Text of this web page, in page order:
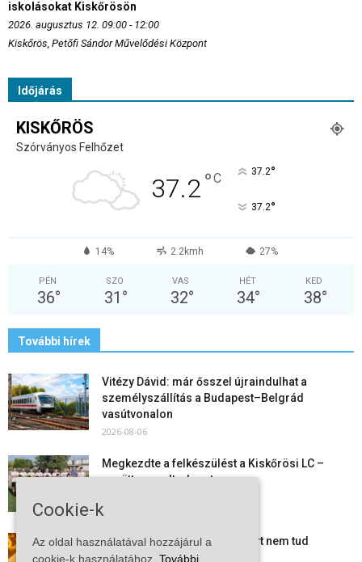
iskolásokat Kiskőrösön
2026. augusztus 12. 09:00 - 12:00
Kiskőrös, Petőfi Sándor Művelődési Központ
Időjárás
KISKŐRÖS
Szórványos Felhőzet
37.2°C 37.2°
37.2°
14% 2.2kmh 27%
PÉN
36°
SZO
31 °
VAS
32°
HÉT
34°
KED
38°
További hírek
Vitézy Dávid: már ősszel újraindulhat a
személyszállítás a Budapest–Belgrád
vasútvonalon
2026-08-06
Megkezdte a felkészülést a Kiskőrösi LC –
együtt maradt a keret,...
Mi történik Európa felett? Ezért nem tud
szabadulni a kontinens a...
Cookie-k
Az oldal használatával hozzájárul a
cookie-k használatához. További